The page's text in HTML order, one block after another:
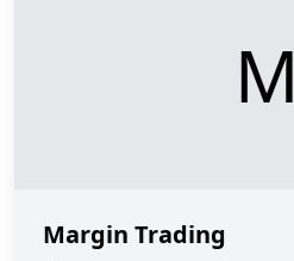
M
Margin Trading